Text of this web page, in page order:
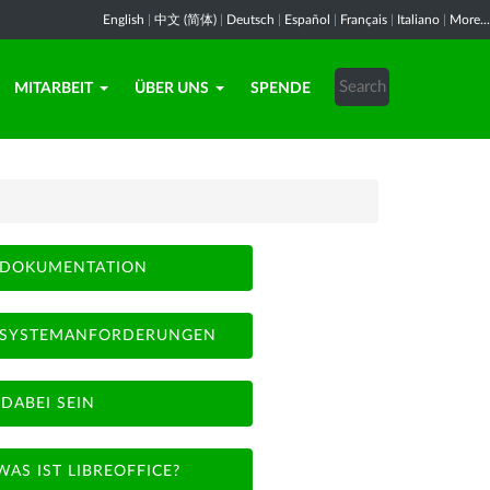
English 中文 (简体) Deutsch Español Français Italiano More...
MITARBEIT ÜBER UNS SPENDE
DOKUMENTATION
SYSTEMANFORDERUNGEN
DABEI SEIN
IST LIBREOFFICE?